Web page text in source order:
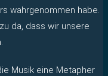
wahrgenommen habe.
da, dass wir unsere
Musik eine Metapher